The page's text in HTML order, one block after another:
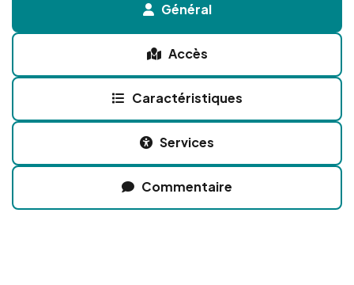
Général
Accès
Caractéristiques
Services
Commentaire